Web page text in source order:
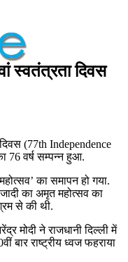
स्वतंत्रता दिवस
(77th Independence
76 वर्ष सम्‍पन्‍न हुआ.
का समापन हो गया.
का अमृत महोत्‍सव का
से की थी.
मोदी ने राजधानी दिल्ली में
बार राष्ट्रीय ध्वज फहराया